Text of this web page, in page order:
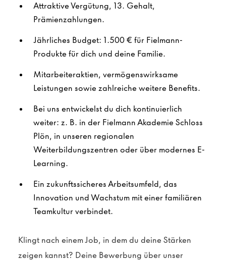
Attraktive Vergütung, 13. Gehalt,
Prämienzahlungen.
Jährliches Budget: 1.500 € für Fielmann-
Produkte für dich und deine Familie.
Mitarbeiteraktien, vermögenswirksame
Leistungen sowie zahlreiche weitere Benefits.
Bei uns entwickelst du dich kontinuierlich
weiter: z. B. in der Fielmann Akademie Schloss
Plön, in unseren regionalen
Weiterbildungszentren oder über modernes E-
Learning.
Ein zukunftssicheres Arbeitsumfeld, das
Innovation und Wachstum mit einer familiären
Teamkultur verbindet.
Klingt nach einem Job, in dem du deine Stärken
zeigen kannst? Deine Bewerbung über unser